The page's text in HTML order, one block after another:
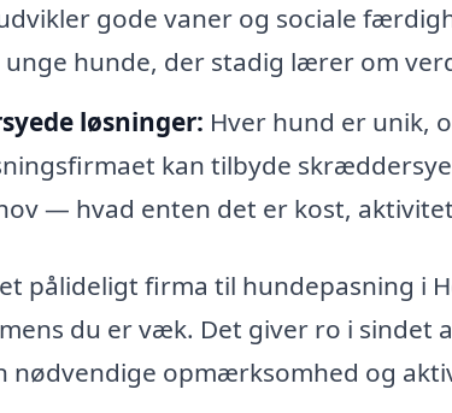
gode vaner og sociale
unge hunde, der stadig lærer om
løsninger: Hver hund er unik,
kan tilbyde
— hvad enten det er kost,
pålideligt firma til hundepasning i
du er væk. Det giver ro i sindet
nødvendige opmærksomhed og